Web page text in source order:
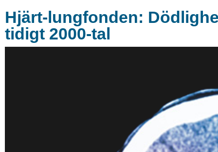
Hjärt-lungfonden:
tidigt 2000-tal